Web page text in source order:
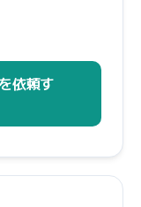
依頼す